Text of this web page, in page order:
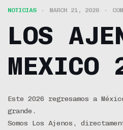
NOTICIAS MARCH 21, 2026
LOS
MEXICO
Este 2026 regresamos a
grande.
Somos Los Ajenos,